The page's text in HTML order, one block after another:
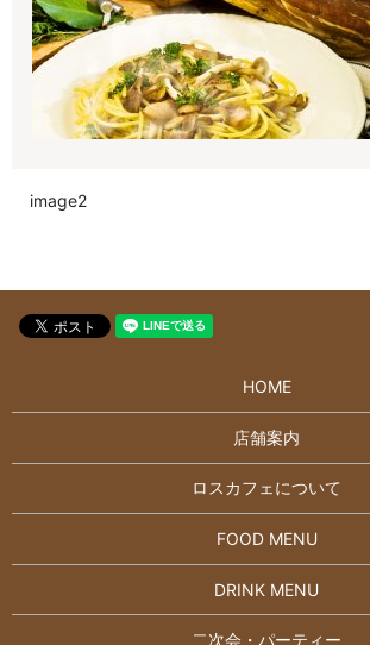
image2
HOME
店舗案内
ロスカフェについて
FOOD MENU
DRINK MENU
二次会・パーティー